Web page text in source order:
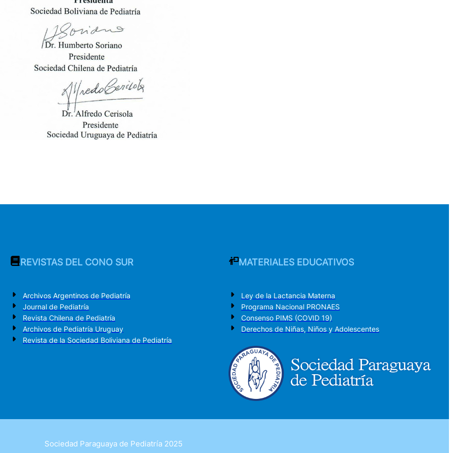
REVISTAS DEL CONO SUR
Archivos Argentinos de Pediatría
Journal de Pediatría
Revista Chilena de Pediatría
Archivos de Pediatría Uruguay
Revista de la Sociedad Boliviana de Pediatría
MATERIALES EDUCATIVOS
Ley de la Lactancia Materna
Programa Nacional PRONAES
Consenso PIMS (COVID 19)
Derechos de Niñas, Niños y Adolescentes
Sociedad Paraguaya de Pediatría 2025